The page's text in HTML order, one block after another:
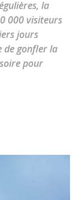
la
000 visiteurs
jours
de gonfler la
pour